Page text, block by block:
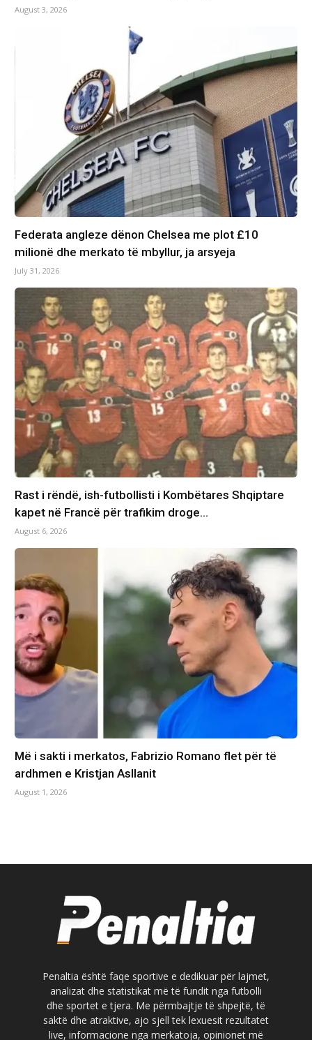
August 3, 2026
Federata angleze dënon Chelsea me plot £10
milionë dhe merkato të mbyllur, ja arsyeja
July 31, 2026
Rast i rëndë, ish-futbollisti i Kombëtares Shqiptare
kapet në Francë për trafikim droge…
August 6, 2026
Më i sakti i merkatos, Fabrizio Romano flet për të
ardhmen e Kristjan Asllanit
August 1, 2026
Penaltia është faqe sportive e dedikuar për lajmet,
analizat dhe statistikat më të fundit nga futbolli
dhe sportet e tjera. Me përmbajtje të shpejtë, të
saktë dhe atraktive, ajo sjell tek lexuesit rezultatet
live, informacione nga merkatoja, opinionet më